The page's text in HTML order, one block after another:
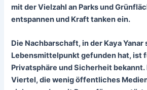
mit der Vielzahl an Parks und
entspannen und Kraft tanken ein.
Die Nachbarschaft, in der Kaya Yanar
Lebensmittelpunkt gefunden hat, ist
Privatsphäre und Sicherheit bekannt.
Viertel, die wenig öffentliches